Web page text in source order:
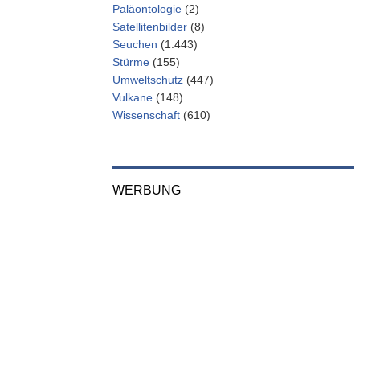
Paläontologie (2)
Satellitenbilder (8)
Seuchen (1.443)
Stürme (155)
Umweltschutz (447)
Vulkane (148)
Wissenschaft (610)
WERBUNG